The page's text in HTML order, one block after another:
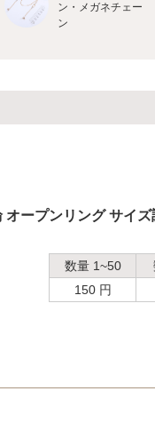
ン・メガネチェー
ン
ープンリング サイ
数量 1~50
150 円